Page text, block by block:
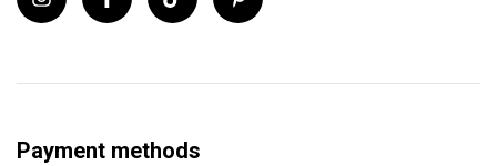
Payment methods